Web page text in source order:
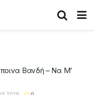
Βανδή – Να Μ’